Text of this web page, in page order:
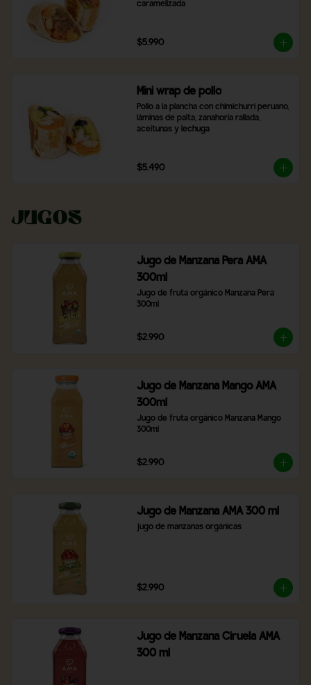
caramelizada
$5.990
Mini wrap de pollo
Pollo a la plancha con chimichurri peruano,
láminas de palta, zanahoria rallada,
aceitunas y lechuga
$5.490
Jugos
Jugo de Manzana Pera AMA
300ml
Jugo de fruta orgánico Manzana Pera
300ml
$2.990
Jugo de Manzana Mango AMA
300ml
Jugo de fruta orgánico Manzana Mango
300ml
$2.990
Jugo de Manzana AMA 300 ml
jugo de manzanas orgánicas
$2.990
Jugo de Manzana Ciruela AMA
300 ml